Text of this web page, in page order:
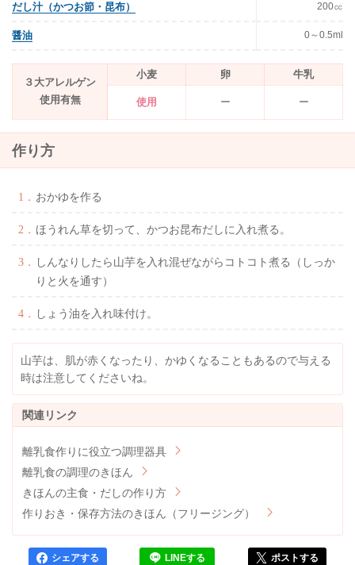
だし汁（かつお節・昆布） 200㏄
醤油 0～0.5ml
３大アレルゲン
使用有無
小麦 卵 牛乳
使用 ー ー
作り方
おかゆを作る
ほうれん草を切って、かつお昆布だしに入れ煮る。
しんなりしたら山芋を入れ混ぜながらコトコト煮る（しっか
りと火を通す）
しょう油を入れ味付け。
山芋は、肌が赤くなったり、かゆくなることもあるので与える
時は注意してくださいね。
離乳食作りに役立つ調理器具
離乳食の調理のきほん
きほんの主食・だしの作り方
作りおき・保存方法のきほん（フリージング）
シェアする LINEする ポストする